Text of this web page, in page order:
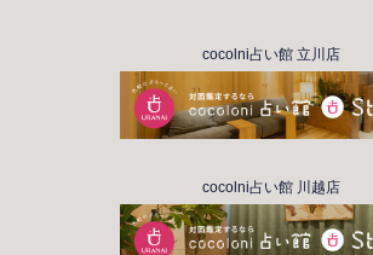
cocolni占い館 立川店
cocolni占い館 川越店